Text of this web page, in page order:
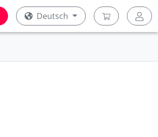
Deutsch